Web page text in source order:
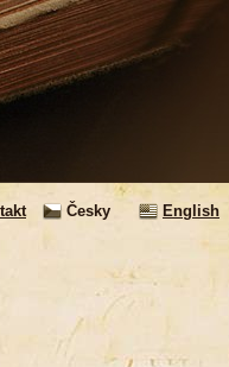
Česky
English